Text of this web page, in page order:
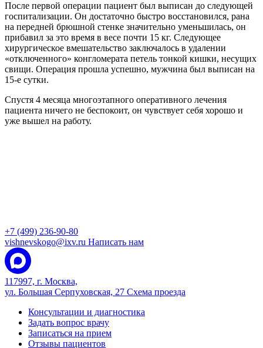
После первой операции пациент был выписан до следующей
госпитализации. Он достаточно быстро восстановился, рана
на передней брюшной стенке значительно уменьшилась, он
прибавил за это время в весе почти 15 кг. Следующее
хирургическое вмешательство заключалось в удалении
«отключенного» конгломерата петель тонкой кишки, несущих
свищи. Операция прошла успешно, мужчина был выписан на
15-е сутки.
Спустя 4 месяца многоэтапного оперативного лечения
пациента ничего не беспокоит, он чувствует себя хорошо и
уже вышел на работу.
+7 (499) 236-90-80
vishnevskogo@ixv.ru Написать нам
117997, г. Москва,
ул. Большая Серпуховская, 27 Схема проезда
Консультации и диагностика
Задать вопрос врачу
Записаться на прием
Отзывы пациентов